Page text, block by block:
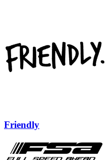
Friendly